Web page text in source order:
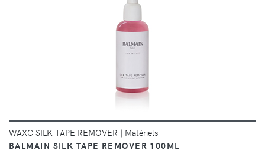
WAXC SILK TAPE REMOVER | Matériels
BALMAIN SILK TAPE REMOVER 100ML